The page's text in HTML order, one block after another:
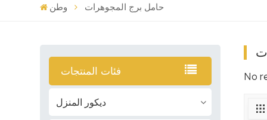
وطن حامل برج المجوهرات
فئات المنتجات
ديكور المنزل
No